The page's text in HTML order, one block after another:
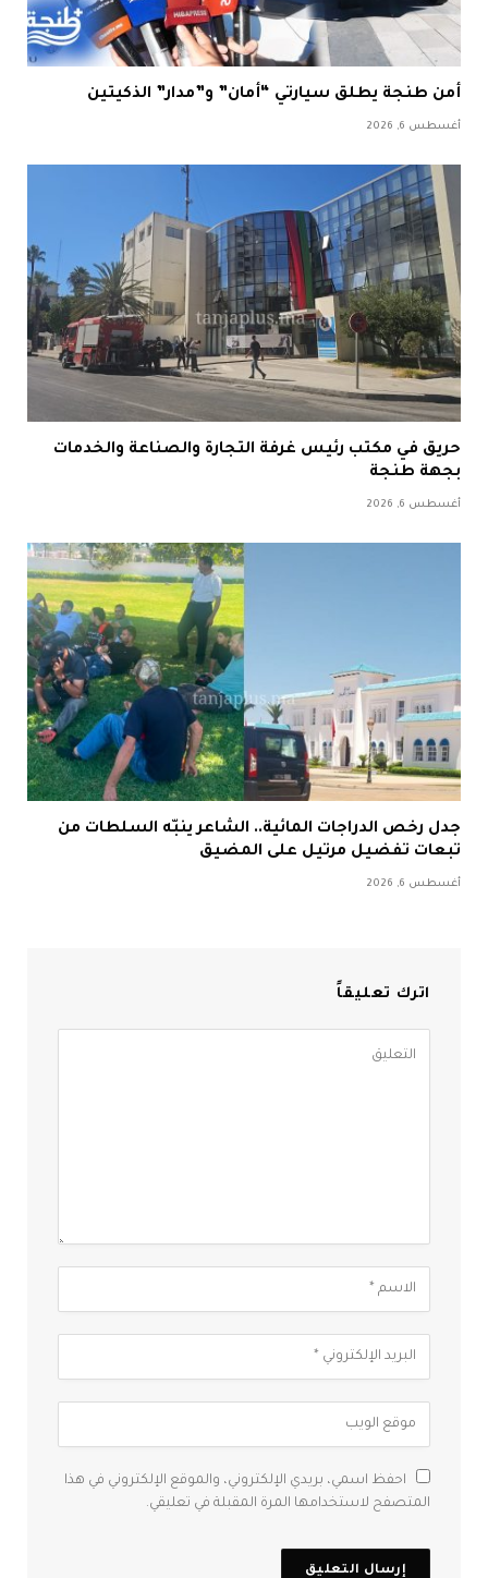
أمن طنجة يطلق سيارتي “أمان” و”مدار” الذكيتين
أغسطس 6, 2026
حريق في مكتب رئيس غرفة التجارة والصناعة والخدمات
بجهة طنجة
أغسطس 6, 2026
جدل رخص الدراجات المائية.. الشاعر ينبّه السلطات من
تبعات تفضيل مرتيل على المضيق
أغسطس 6, 2026
اترك تعليقاً
احفظ اسمي، بريدي الإلكتروني، والموقع الإلكتروني في هذا
المتصفح لاستخدامها المرة المقبلة في تعليقي.